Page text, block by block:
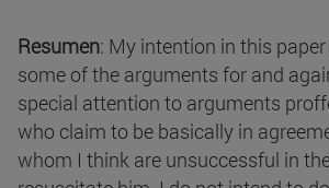
Resumen: My intention in this
some of the arguments for and
special attention to arguments
who claim to be basically in
whom I think are unsuccessful in